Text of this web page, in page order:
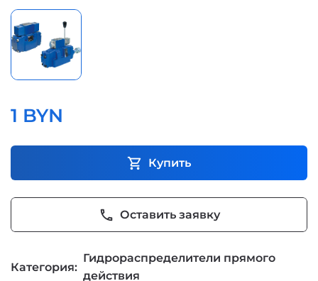
1 BYN
shopping_cart Купить
phone Оставить заявку
Категория:
Гидрораспределители прямого
действия